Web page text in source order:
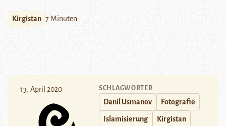
Kirgistan 7 Minuten
13. April 2020 SCHLAGWÖRTER
Danil Usmanov Fotografie
Islamisierung Kirgistan